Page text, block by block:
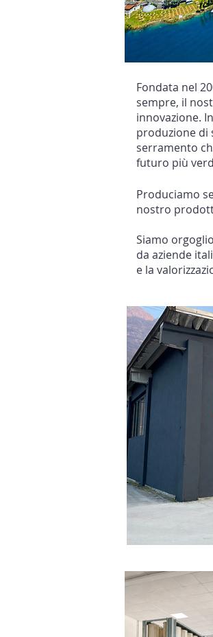
Fondata nel
sempre, il
innovazione.
produzione di
serramento
futuro più
Produciamo
nostro
Siamo
da aziende
e la